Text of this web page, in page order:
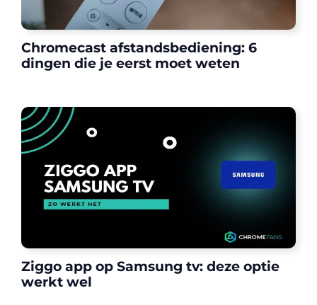
Chromecast afstandsbediening: 6
dingen die je eerst moet weten
Ziggo app op Samsung tv: deze optie
werkt wel